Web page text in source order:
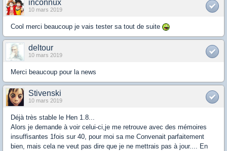
inconnux
10 mars 2019
Cool merci beaucoup je vais tester sa tout de suite
deltour
10 mars 2019
Merci beaucoup pour la news
Stivenski
10 mars 2019
Déjà très stable le Hen 1.8...
Alors je demande à voir celui-ci,je me retrouve avec des mémoires
insuffisantes 1fois sur 40, pour moi sa me Convenait parfaitement
bien, mais cela ne veut pas dire que je ne mettrais pas à jour.... En